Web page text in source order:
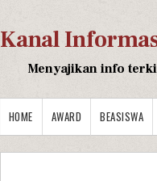
Kanal
Menyajikan info
HOME AWARD BEASISWA